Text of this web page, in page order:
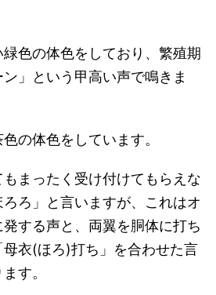
色の体色をしており、繁殖期
」という甲高い声で鳴きま
の体色をしています。
まったく受け付けてもらえな
ろ」と言いますが、これはオ
する声と、両翼を胴体に打ち
衣(ほろ)打ち」を合わせた言
す。